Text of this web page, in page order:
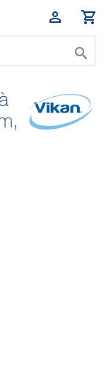


